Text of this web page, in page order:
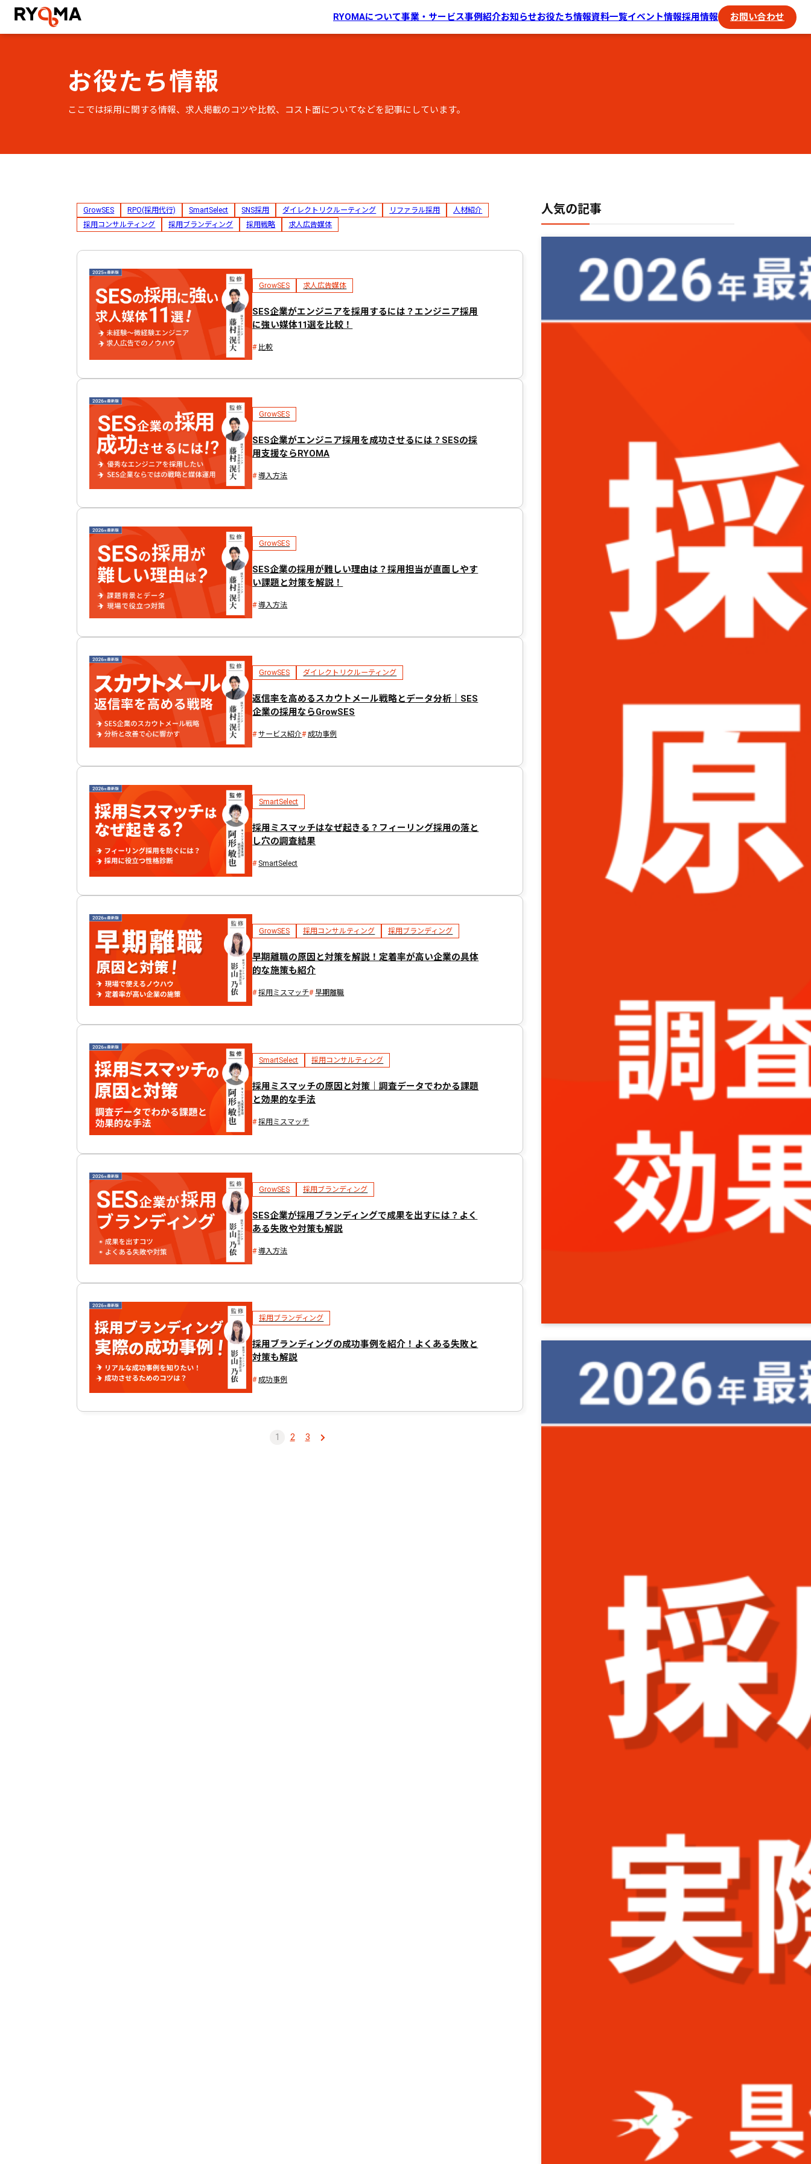
株式会社RYOMA
RYOMAについて事業・サービス事例紹介お知らせお役たち情報資料一覧イベント情報採用情報 お問い合わせ
お役たち情報
ここでは採用に関する情報、求人掲載のコツや比較、コスト面についてなどを記事にしています。
GrowSES RPO(採用代行) SmartSelect SNS採用 ダイレクトリクルーティング リファラル採用
人材紹介
採用コンサルティング
採用ブランディング 採用戦略 求人広告媒体
GrowSES 求人広告媒体
SES企業がエンジニアを採用するには？エンジニア採用
に強い媒体11選を比較！
比較
GrowSES
SES企業がエンジニア採用を成功させるには？SESの採
用支援ならRYOMA
導入方法
GrowSES
SES企業の採用が難しい理由は？採用担当が直面しやす
い課題と対策を解説！
導入方法
GrowSES ダイレクトリクルーティング
返信率を高めるスカウトメール戦略とデータ分析｜SES
企業の採用ならGrowSES
サービス紹介 成功事例
SmartSelect
採用ミスマッチはなぜ起きる？フィーリング採用の落と
し穴の調査結果
SmartSelect
GrowSES 採用コンサルティング 採用ブランディング
早期離職の原因と対策を解説！定着率が高い企業の具体
的な施策も紹介
採用ミスマッチ 早期離職
SmartSelect 採用コンサルティング
採用ミスマッチの原因と対策｜調査データでわかる課題
と効果的な手法
採用ミスマッチ
GrowSES 採用ブランディング
SES企業が採用ブランディングで成果を出すには？よく
ある失敗や対策も解説
導入方法
採用ブランディング
採用ブランディングの成功事例を紹介！よくある失敗と
対策も解説
成功事例
1 2 3
人気の記事
採用ミスマッチの原
タでわかる課題...
採用ブランディング
の進め方｜実施手順
を詳しく解説！